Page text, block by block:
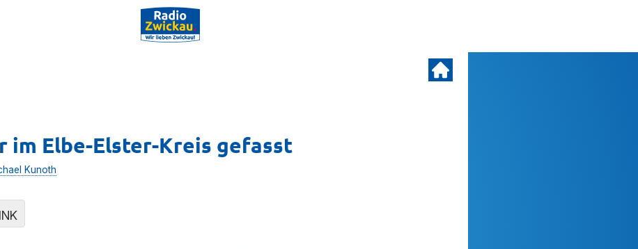
Elbe-Elster-Kreis gefasst
Kunoth